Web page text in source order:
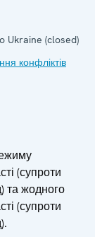
Ukraine (closed)
конфліктів
(супроти
та жодного
(супроти